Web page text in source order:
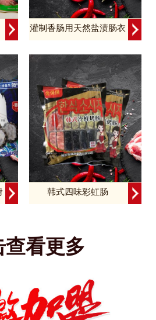
灌制香肠用天然盐渍肠衣
韩式四味彩虹肠
查看更多